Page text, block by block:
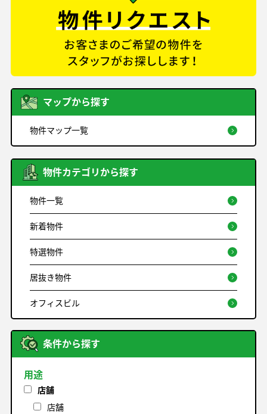
マップから探す
物件マップ一覧
物件カテゴリから探す
物件一覧
新着物件
特選物件
居抜き物件
オフィスビル
条件から探す
用途
店舗
店舗